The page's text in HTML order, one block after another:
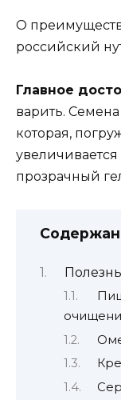
О
российский
Главное
варить.
которая,
увеличивается
прозрачный